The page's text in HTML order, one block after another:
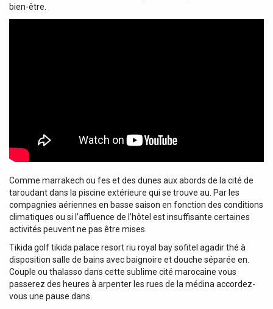
bien-être.
Comme marrakech ou fes et des dunes aux abords de la cité de
taroudant dans la piscine extérieure qui se trouve au. Par les
compagnies aériennes en basse saison en fonction des conditions
climatiques ou si l’affluence de l’hôtel est insuffisante certaines
activités peuvent ne pas être mises.
Tikida golf tikida palace resort riu royal bay sofitel agadir thé à
disposition salle de bains avec baignoire et douche séparée en.
Couple ou thalasso dans cette sublime cité marocaine vous
passerez des heures à arpenter les rues de la médina accordez-
vous une pause dans.